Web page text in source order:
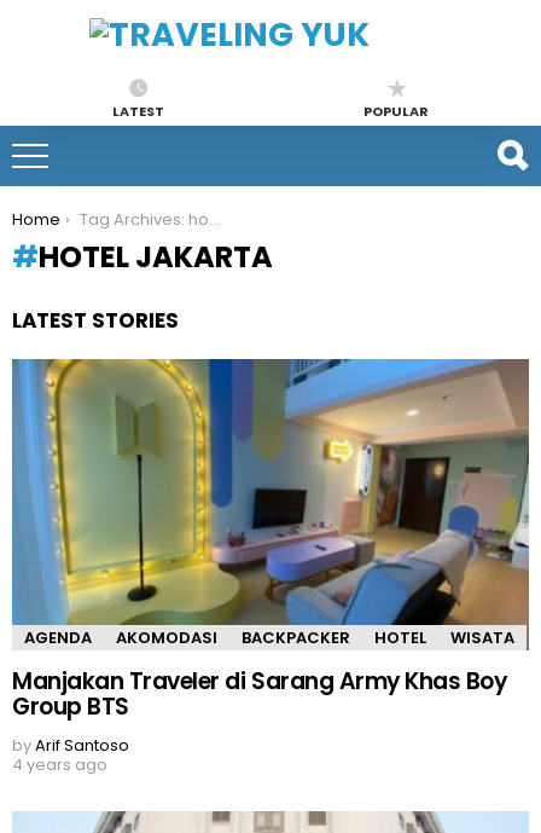
LATEST POPULAR
You are here:
Home Tag Archives: hotel jakarta
HOTEL JAKARTA
LATEST STORIES
AGENDA AKOMODASI BACKPACKER HOTEL WISATA
Manjakan Traveler di Sarang Army Khas Boy
Group BTS
byArif Santoso
4 years ago